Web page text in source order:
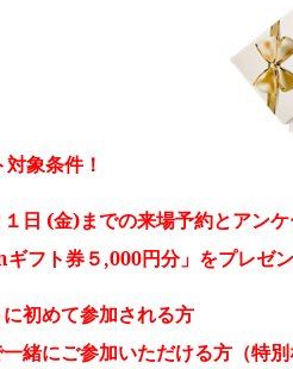
象条件！
日 (金)までの来場予約とアンケ
ギフト券５,000円分」をプレゼン
初めて参加される方
緒にご参加いただける方（特別